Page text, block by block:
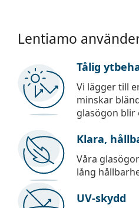
Lentiamo
Tålig
Vi lägger till
minskar
glasögon blir
Klara,
Våra
lång
UV-skydd